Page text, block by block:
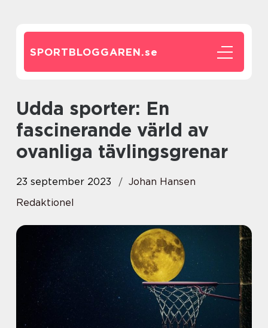
SPORTBLOGGAREN.se
Udda sporter: En
fascinerande värld av
ovanliga tävlingsgrenar
23 september 2023
Johan Hansen
Redaktionel